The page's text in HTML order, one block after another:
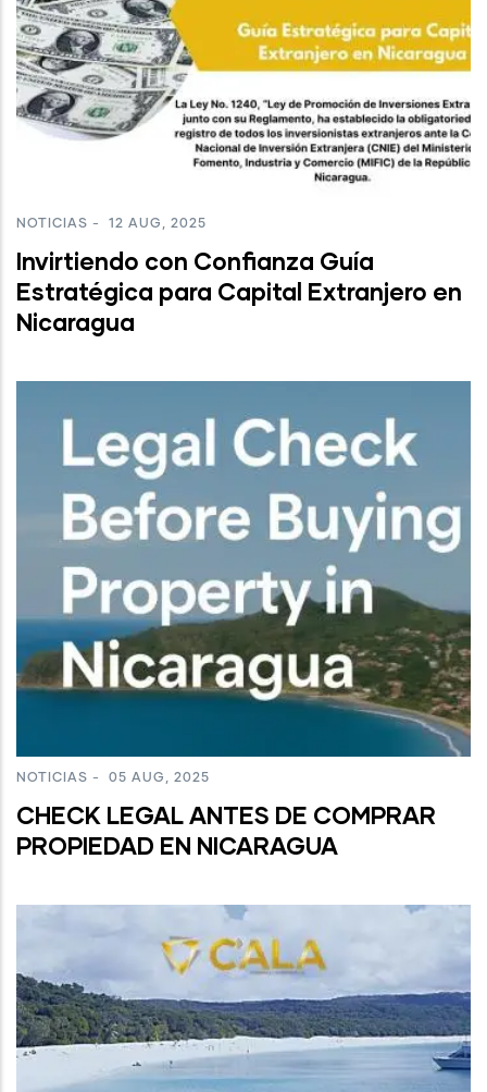
NOTICIAS - 12 AUG, 2025
Invirtiendo con Confianza Guía
Estratégica para Capital Extranjero en
Nicaragua
NOTICIAS - 05 AUG, 2025
CHECK LEGAL ANTES DE COMPRAR
PROPIEDAD EN NICARAGUA